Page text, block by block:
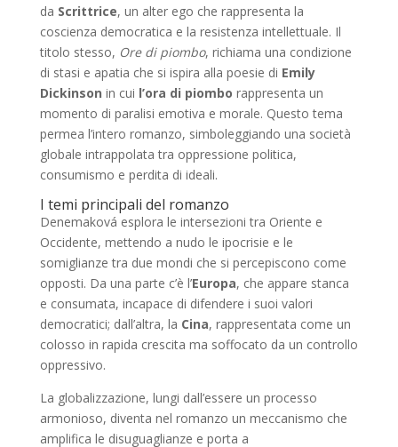
da Scrittrice, un alter ego che rappresenta la
coscienza democratica e la resistenza intellettuale. Il
titolo stesso, Ore di piombo, richiama una condizione
di stasi e apatia che si ispira alla poesie di Emily
Dickinson in cui l’ora di piombo rappresenta un
momento di paralisi emotiva e morale. Questo tema
permea l’intero romanzo, simboleggiando una società
globale intrappolata tra oppressione politica,
consumismo e perdita di ideali.
I temi principali del romanzo
Denemaková esplora le intersezioni tra Oriente e
Occidente, mettendo a nudo le ipocrisie e le
somiglianze tra due mondi che si percepiscono come
opposti. Da una parte c’è l’Europa, che appare stanca
e consumata, incapace di difendere i suoi valori
democratici; dall’altra, la Cina, rappresentata come un
colosso in rapida crescita ma soffocato da un controllo
oppressivo.
La globalizzazione, lungi dall’essere un processo
armonioso, diventa nel romanzo un meccanismo che
amplifica le disuguaglianze e porta a